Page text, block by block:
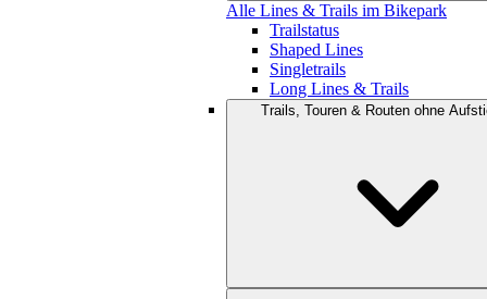
Alle Lines & Trails im Bikepark
Trailstatus
Shaped Lines
Singletrails
Long Lines & Trails
Trails, Touren & Routen ohne